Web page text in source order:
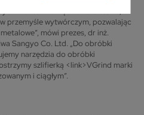
klientów narzędzia kształtowe,
przemyśle wytwórczym, pozwalając
mówi prezes, dr inż.
Sangyo Co. Ltd. „Do obróbki
narzędzia do obróbki
szlifierką <link>VGrind marki
i ciągłym”.